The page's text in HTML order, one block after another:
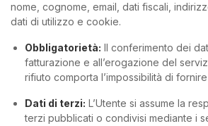
nome, cognome, email, dati fiscali,
dati di utilizzo e cookie.
Obbligatorietà: Il conferimento dei
fatturazione e all’erogazione del
rifiuto comporta l’impossibilità di
Dati di terzi: L’Utente si assume la
terzi pubblicati o condivisi mediante i